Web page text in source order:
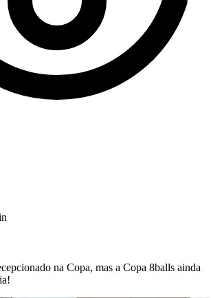
na Copa, mas a Copa 8balls ainda